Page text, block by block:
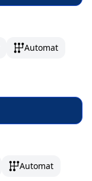
Automat
Automat